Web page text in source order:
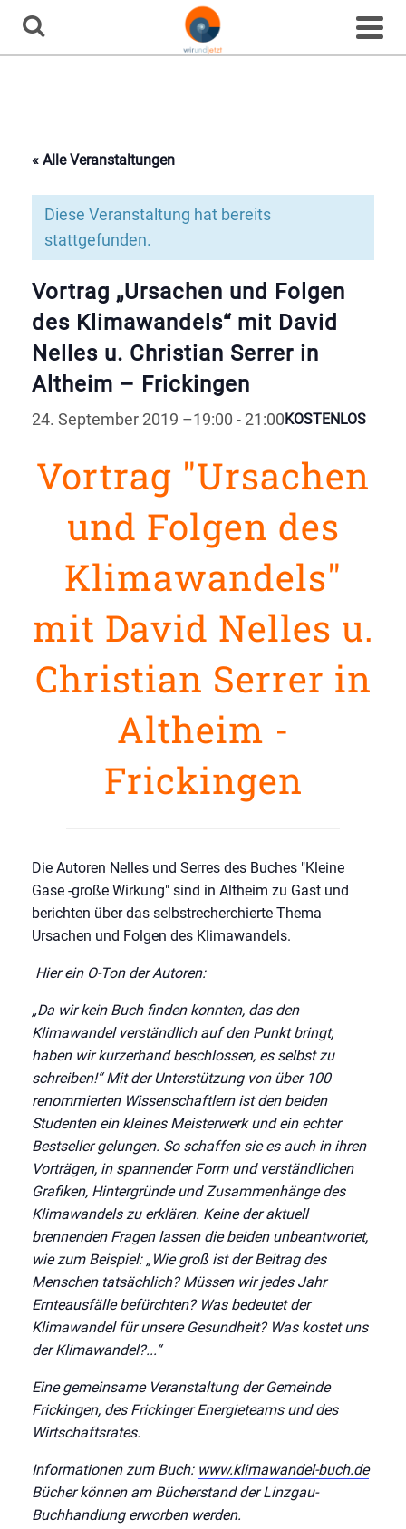
Veranstaltung
Home
Vortrag „Ursachen und Folgen des
Klimawandels“ mit David Nelles u. Christian Serrer in Altheim – Frickingen
« Alle Veranstaltungen
Diese Veranstaltung hat bereits
stattgefunden.
Vortrag „Ursachen und Folgen
des Klimawandels“ mit David
Nelles u. Christian Serrer in
Altheim – Frickingen
24. September 2019 –19:00 -21:00KOSTENLOS
Vortrag "Ursachen
und Folgen des
Klimawandels"
mit David Nelles u.
Christian Serrer in
Altheim -
Frickingen
Die Autoren Nelles und Serres des Buches "Kleine
Gase -große Wirkung" sind in Altheim zu Gast und
berichten über das selbstrecherchierte Thema
Ursachen und Folgen des Klimawandels.
Hier ein O-Ton der Autoren:
„Da wir kein Buch finden konnten, das den
Klimawandel verständlich auf den Punkt bringt,
haben wir kurzerhand beschlossen, es selbst zu
schreiben!“ Mit der Unterstützung von über 100
renommierten Wissenschaftlern ist den beiden
Studenten ein kleines Meisterwerk und ein echter
Bestseller gelungen. So schaffen sie es auch in ihren
Vorträgen, in spannender Form und verständlichen
Grafiken, Hintergründe und Zusammenhänge des
Klimawandels zu erklären. Keine der aktuell
brennenden Fragen lassen die beiden unbeantwortet,
wie zum Beispiel: „Wie groß ist der Beitrag des
Menschen tatsächlich? Müssen wir jedes Jahr
Ernteausfälle befürchten? Was bedeutet der
Klimawandel für unsere Gesundheit? Was kostet uns
der Klimawandel?...“
Eine gemeinsame Veranstaltung der Gemeinde
Frickingen, des Frickinger Energieteams und des
Wirtschaftsrates.
Informationen zum Buch: www.klimawandel-buch.de
Bücher können am Bücherstand der Linzgau-
Buchhandlung erworben werden.